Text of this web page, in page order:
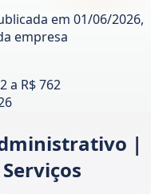
em 01/06/2026,
empresa
a R$ 762
|